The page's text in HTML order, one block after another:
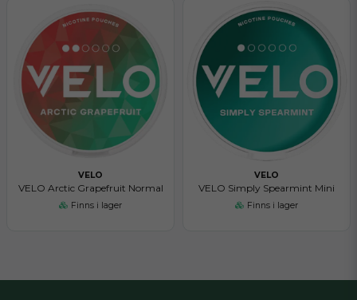
VELO
VELO Arctic Grapefruit Normal
Finns i lager
VELO
VELO Simply Spearmint Mini
Finns i lager